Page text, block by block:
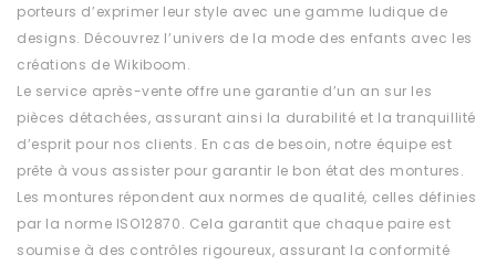
porteurs d’exprimer leur style avec une gamme ludique de
designs. Découvrez l’univers de la mode des enfants avec les
créations de Wikiboom.
Le service après-vente offre une garantie d’un an sur les
pièces détachées, assurant ainsi la durabilité et la tranquillité
d’esprit pour nos clients. En cas de besoin, notre équipe est
prête à vous assister pour garantir le bon état des montures.
Les montures répondent aux normes de qualité, celles définies
par la norme ISO12870. Cela garantit que chaque paire est
soumise à des contrôles rigoureux, assurant la conformité